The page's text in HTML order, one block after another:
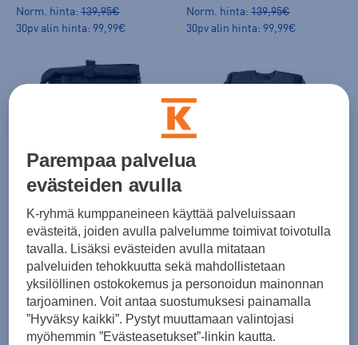
Norm. hinta: 139,95€
30pv alin hinta: 99,99€
Norm. hinta: 139,95€
30pv alin hinta: 99,99€
HINTA VERKOSSA
BLEUBIRD
Explorer Backpack
(0)
69,99 €
Norm. hinta:94,95€
30pv alin hinta: 69,99€
HINTA VERKOSSA
Adrift Original Crew Charcoal
(0)
49,99 €
Norm. hinta:64,95€
30pv alin hinta: 49,99€
Parempaa palvelua
evästeiden avulla
K-ryhmä kumppaneineen käyttää palveluissaan
evästeitä, joiden avulla palvelumme toimivat toivotulla
tavalla. Lisäksi evästeiden avulla mitataan
palveluiden tehokkuutta sekä mahdollistetaan
yksilöllinen ostokokemus ja personoidun mainonnan
tarjoaminen. Voit antaa suostumuksesi painamalla
”Hyväksy kaikki”. Pystyt muuttamaan valintojasi
myöhemmin ”Evästeasetukset”-linkin kautta.